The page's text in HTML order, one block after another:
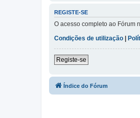
REGISTE-SE
O acesso completo ao Fórum
Condições de utilização
Registe-se
Índice do Fórum